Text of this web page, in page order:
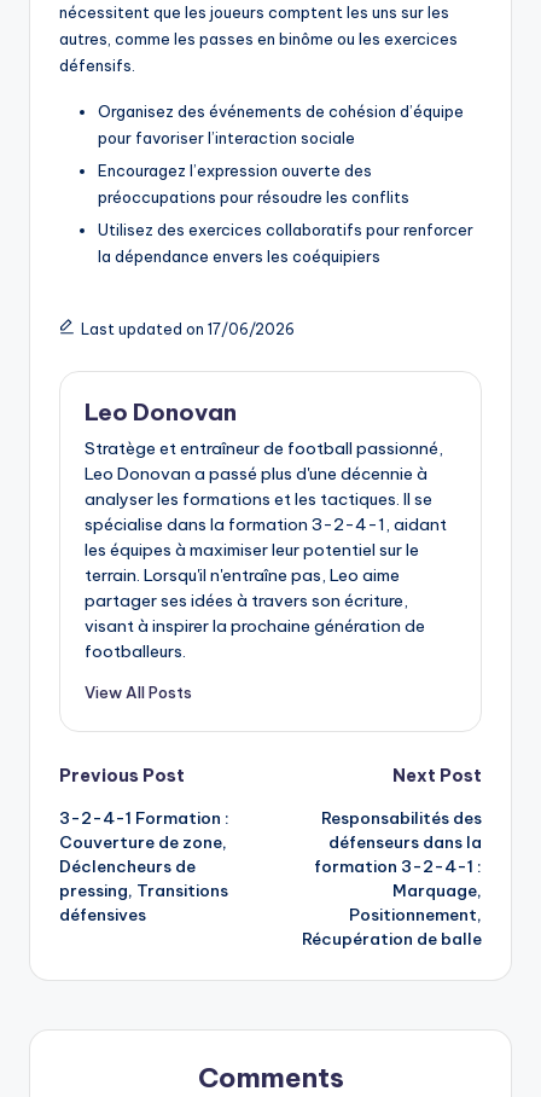
nécessitent que les joueurs comptent les uns sur les
autres, comme les passes en binôme ou les exercices
défensifs.
Organisez des événements de cohésion d’équipe
pour favoriser l’interaction sociale
Encouragez l’expression ouverte des
préoccupations pour résoudre les conflits
Utilisez des exercices collaboratifs pour renforcer
la dépendance envers les coéquipiers
Last updated on 17/06/2026
Leo Donovan
Stratège et entraîneur de football passionné,
Leo Donovan a passé plus d'une décennie à
analyser les formations et les tactiques. Il se
spécialise dans la formation 3-2-4-1, aidant
les équipes à maximiser leur potentiel sur le
terrain. Lorsqu'il n'entraîne pas, Leo aime
partager ses idées à travers son écriture,
visant à inspirer la prochaine génération de
footballeurs.
View All Posts
Post
navigation
Previous Post
3-2-4-1 Formation :
Couverture de zone,
Déclencheurs de
pressing, Transitions
défensives
Next Post
Responsabilités des
défenseurs dans la
formation 3-2-4-1 :
Marquage,
Positionnement,
Récupération de balle
Comments